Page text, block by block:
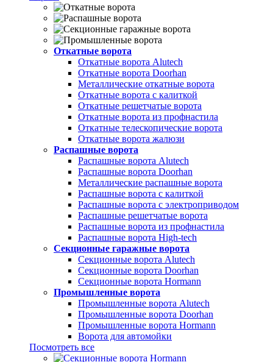
Откатные ворота
Откатные ворота Alutech
Откатные ворота Doorhan
Металлические откатные ворота
Откатные ворота с калиткой
Откатные решетчатые ворота
Откатные ворота из профнастила
Откатные телескопические ворота
Откатные ворота жалюзи
Распашные ворота
Распашные ворота Alutech
Распашные ворота Doorhan
Металлические распашные ворота
Распашные ворота с калиткой
Распашные ворота с электроприводом
Распашные решетчатые ворота
Распашные ворота из профнастила
Распашные ворота High-tech
Секционные гаражные ворота
Секционные ворота Alutech
Секционные ворота Doorhan
Секционные ворота Hormann
Промышленные ворота
Промышленные ворота Alutech
Промышленные ворота Doorhan
Промышленные ворота Hormann
Ворота для автомойки
Посмотреть все